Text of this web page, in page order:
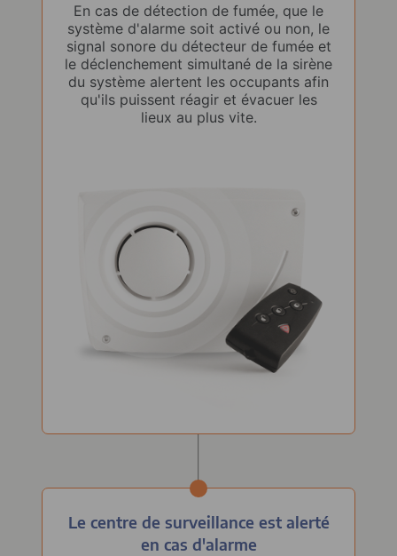
En cas de détection de fumée, que le
système d'alarme soit activé ou non, le
signal sonore du détecteur de fumée et
le déclenchement simultané de la sirène
du système alertent les occupants afin
qu'ils puissent réagir et évacuer les
lieux au plus vite.
Le centre de surveillance est alerté
en cas d'alarme